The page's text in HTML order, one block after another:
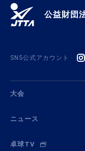
公益財団
SNS公式アカウント
大会
ニュース
卓球TV